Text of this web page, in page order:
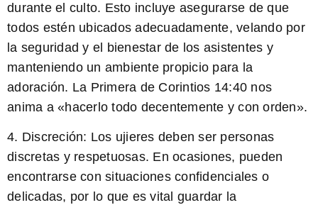
durante el culto. Esto incluye asegurarse de que
todos estén ubicados adecuadamente, velando por
la seguridad y el bienestar de los asistentes y
manteniendo un ambiente propicio para la
adoración. La Primera de Corintios 14:40 nos
anima a «hacerlo todo decentemente y con orden».
4. Discreción: Los ujieres deben ser personas
discretas y respetuosas. En ocasiones, pueden
encontrarse con situaciones confidenciales o
delicadas, por lo que es vital guardar la